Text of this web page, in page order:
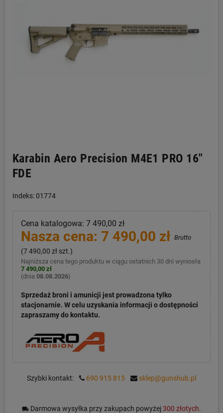
Karabin Aero Precision M4E1 PRO 16"
FDE
Indeks: 01774
Cena katalogowa: 7 490,00 zł
Nasza cena: 7 490,00 zł Brutto
(7 490,00 zł szt.)
Najniższa cena tego produktu w ciągu ostatnich 30 dni wyniosła
7 490,00 zł
(dnia 08.08.2026)
Sprzedaż broni i amunicji jest prowadzona tylko
stacjonarnie. W celu uzyskania informacji o dostępności
zapraszamy do kontaktu.
Szybki kontakt: 690 915 815 sklep@gunshub.pl
local_shipping Darmowa wysyłka przy zakupach powyżej300 złotych.